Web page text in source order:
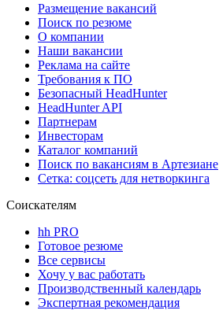
Размещение вакансий
Поиск по резюме
О компании
Наши вакансии
Реклама на сайте
Требования к ПО
Безопасный HeadHunter
HeadHunter API
Партнерам
Инвесторам
Каталог компаний
Поиск по вакансиям в Артезиане
Сетка: соцсеть для нетворкинга
Соискателям
hh PRO
Готовое резюме
Все сервисы
Хочу у вас работать
Производственный календарь
Экспертная рекомендация